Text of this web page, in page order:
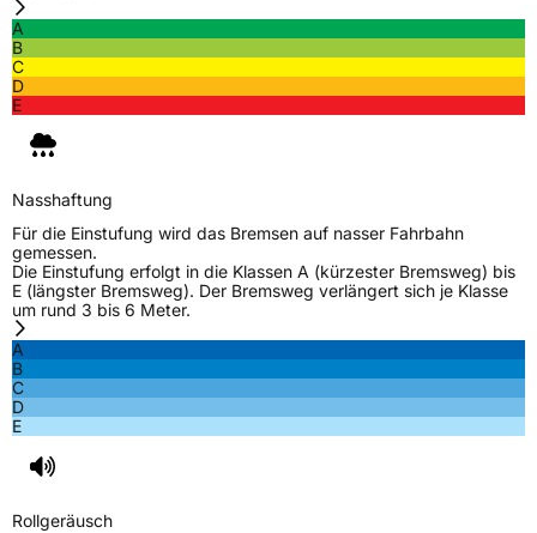
FelgenschutzFP
EU Label
Effizienz
Nasshaftung
Rollgeräusch (Klasse)
Rollgeräusch (dB)72
Eisgrip
A
B
C
D
E
Nasshaftung
Für die Einstufung wird das Bremsen auf nasser Fahrbahn
gemessen.
Die Einstufung erfolgt in die Klassen A (kürzester Bremsweg) bis
E (längster Bremsweg). Der Bremsweg verlängert sich je Klasse
um rund 3 bis 6 Meter.
A
B
C
D
E
Rollgeräusch